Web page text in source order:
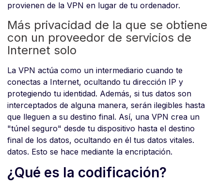
provienen de la VPN en lugar de tu ordenador.
Más privacidad de la que se obtiene
con un proveedor de servicios de
Internet solo
La VPN actúa como un intermediario cuando te
conectas a Internet, ocultando tu dirección IP y
protegiendo tu identidad. Además, si tus datos son
interceptados de alguna manera, serán ilegibles hasta
que lleguen a su destino final. Así, una VPN crea un
"túnel seguro" desde tu dispositivo hasta el destino
final de los datos, ocultando en él tus datos vitales.
datos. Esto se hace mediante la encriptación.
¿Qué es la codificación?